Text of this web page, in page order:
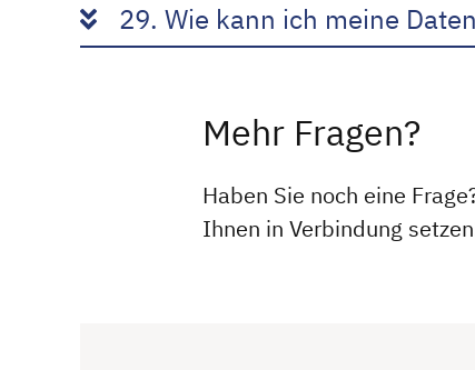
29. Wie kann ich meine
Mehr Fragen?
Haben Sie noch eine
Ihnen in Verbindung